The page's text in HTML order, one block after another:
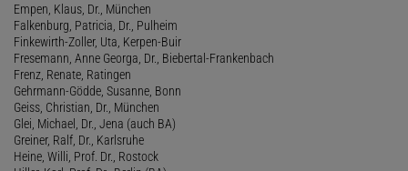
Empen, Klaus, Dr., München
Falkenburg, Patricia, Dr., Pulheim
Finkewirth-Zoller, Uta, Kerpen-Buir
Fresemann, Anne Georga, Dr., Biebertal-Frankenbach
Frenz, Renate, Ratingen
Gehrmann-Gödde, Susanne, Bonn
Geiss, Christian, Dr., München
Glei, Michael, Dr., Jena (auch BA)
Greiner, Ralf, Dr., Karlsruhe
Heine, Willi, Prof. Dr., Rostock